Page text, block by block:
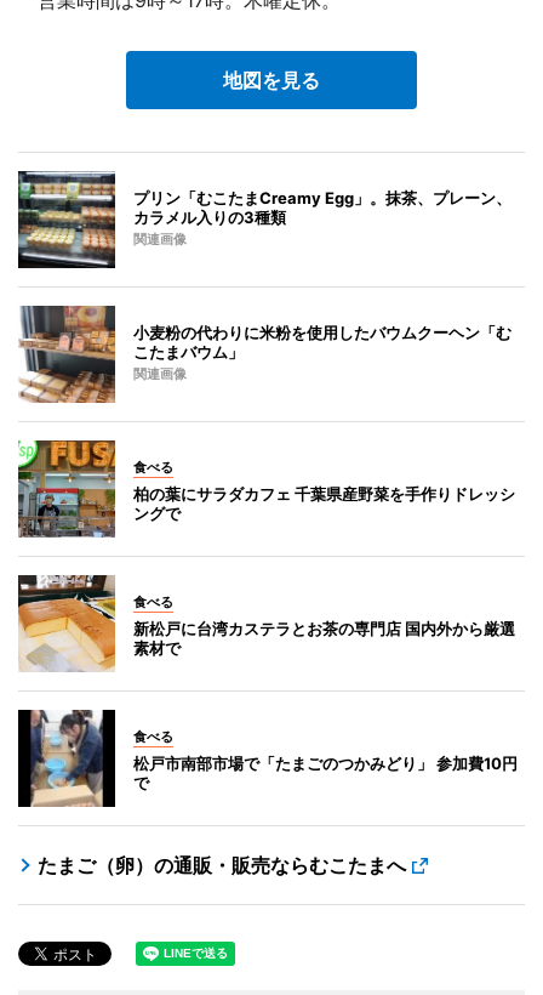
地図を見る
プリン「むこたまCreamy Egg」。抹茶、プレーン、
カラメル入りの3種類
関連画像
小麦粉の代わりに米粉を使用したバウムクーヘン「む
こたまバウム」
関連画像
食べる
柏の葉にサラダカフェ 千葉県産野菜を手作りドレッシ
ングで
食べる
新松戸に台湾カステラとお茶の専門店 国内外から厳選
素材で
食べる
松戸市南部市場で「たまごのつかみどり」 参加費10円
で
たまご（卵）の通販・販売ならむこたまへ